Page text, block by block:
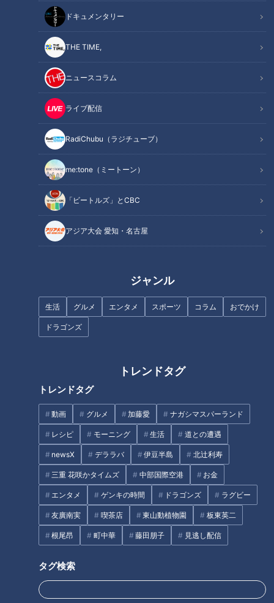
ドキュメンタリー
THE TIME,
ニュースコラム
ライブ配信
RadiChubu（ラジチューブ）
me:tone（ミートーン）
「ビートルズ」とCBC
アジア大会 愛知・名古屋
ジャンル
生活 グルメ エンタメ スポーツ コラム おでかけ
ドラゴンズ
トレンドタグ
トレンドタグ
動画 グルメ 加藤愛 ナガシマスパーランド
レシピ モーニング 生活 道との遭遇
newsX デララバ 伊豆半島 北辻利寿
三重 花咲かタイムズ 中部国際空港 お金
エンタメ ゲンキの時間 ドラゴンズ ラグビー
友廣南実 喫茶店 東山動植物園 板東英二
根尾昂 町中華 藤田朋子 見逃し配信
タグ検索
この記事を見たあなたへのおすすめ
2軍“読谷組”スタートの3選手に
注目だ！ドラゴンズ沖縄キャン
さあ、開幕へ！ドラゴンズ未来
の1番打者は？立浪監督直接コー
中日ドラゴンズ夏の陣へ・・・
残念な12球団最下位から脱出
根尾昂のプロ初先発は圧巻の投
球！来季への希望と背番号
「７」の行方
これが立浪新監督の“オーラ”な
のか！ドラゴンズ沖縄キャンプ
驚きの見聞録
タグ
スポーツ 中日ドラゴンズ コラム 井上一樹
福永裕基 金丸夢斗 鵜飼航丞
オススメ関連コンテンツ